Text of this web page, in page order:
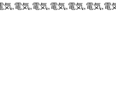
,電気,電気,電気,電気,電気,電